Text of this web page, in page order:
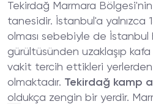
Tekirdağ Marmara
tanesidir. İstanbul'a yalnızca
olması sebebiyle de İstanbul
gürültüsünden uzaklaşıp
vakit tercih ettikleri
olmaktadır. Tekirdağ kamp
oldukça zengin bir yerdir.